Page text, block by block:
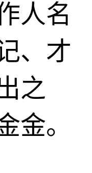
人名
、才
之
金。